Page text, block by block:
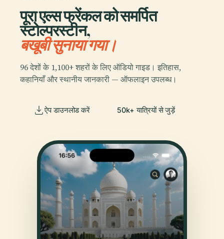
पूरा एल्स फ्रेंकल को समर्पित
स्टोल्परस्टीन,
बखूबी सुनाया गया।
96 देशों के 1,100+ शहरों के लिए ऑडियो गाइड। इतिहास,
कहानियाँ और स्थानीय जानकारी — ऑफलाइन उपलब्ध।
ऐप डाउनलोड करें 50k+ यात्रियों से जुड़ें